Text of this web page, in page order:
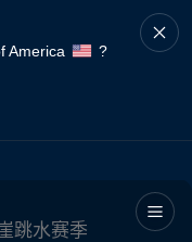
America
?
跳水赛季